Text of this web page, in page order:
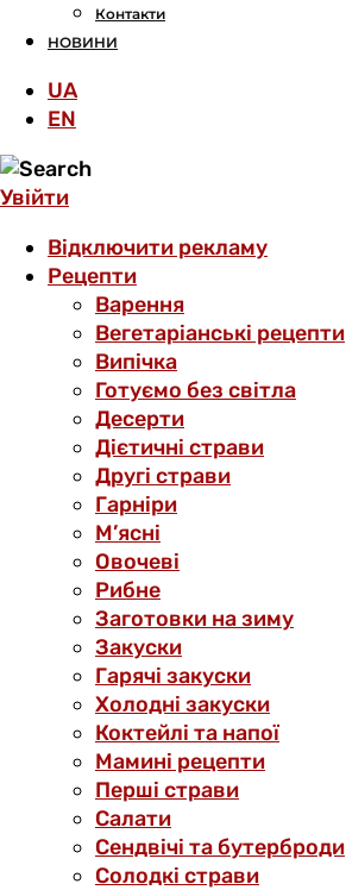
Контакти
НОВИНИ
UA
EN
Увійти
Відключити рекламу
Рецепти
Варення
Вегетаріанські рецепти
Випічка
Готуємо без світла
Десерти
Дієтичні страви
Другі страви
Гарніри
М’ясні
Овочеві
Рибне
Заготовки на зиму
Закуски
Гарячі закуски
Холодні закуски
Коктейлі та напої
Мамині рецепти
Перші страви
Салати
Сендвічі та бутерброди
Солодкі страви